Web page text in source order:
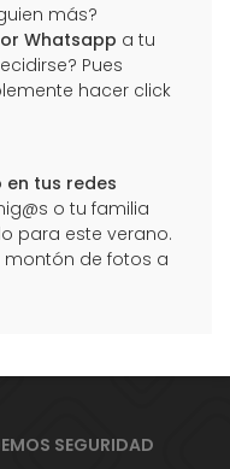
más?
Whatsapp a tu
Pues
hacer click
tus redes
o tu familia
para este verano.
montón de fotos a
SEGURIDAD